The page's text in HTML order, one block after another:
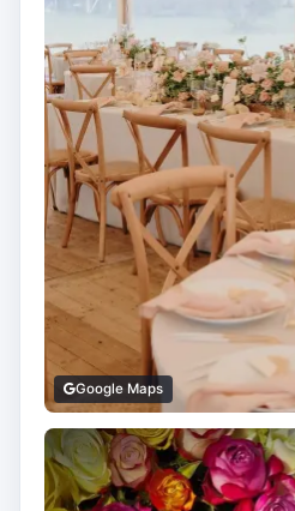
Google Maps